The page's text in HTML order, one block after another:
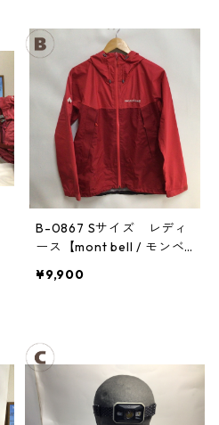
B-0867 Sサイズ レディ
ース【mont bell / モンベ
ジャケット： レディース
¥9,900